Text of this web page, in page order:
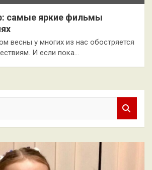
самые яркие фильмы
весны у многих из нас обостряется
И если пока…